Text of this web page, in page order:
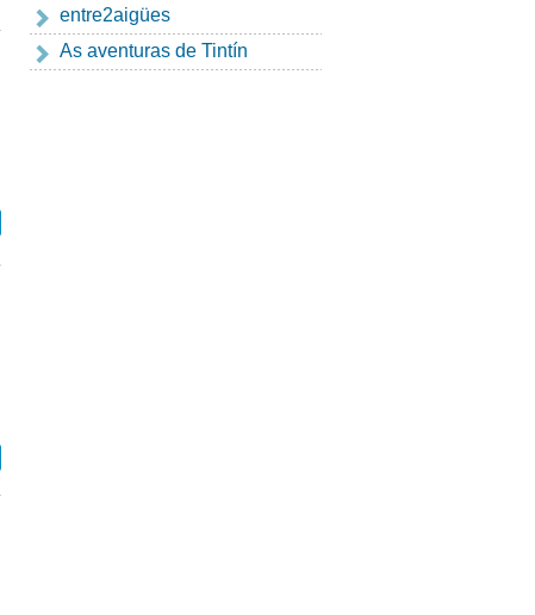
entre2aigües
As aventuras de Tintín